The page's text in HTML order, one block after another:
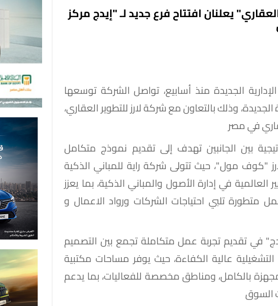
يعلنان افتتاح فرع جديد لـ "إيدج مركز
الجديدة منذ أسابيع، تواصل الشركة توسعها
وذلك بالتعاون مع شركة لارز للتطوير العقاري،
في مصر
بين الجانبين تهدف إلى تقديم نموذج متكامل
"كوف مول"، حيث تتولى شركة راية للمباني الذكية
في إدارة الأصول والمباني الذكية، بما يعزز
متطورة تلبي احتياجات الشركات ورواد الاعمال و
في تقديم تجربة عمل متكاملة تجمع بين التصميم
التشغيلية عالية الكفاءة، حيث يوفر مساحات مكتبية
بالكامل، ومناطق مخصصة للفعاليات، بما يدعم
السوق